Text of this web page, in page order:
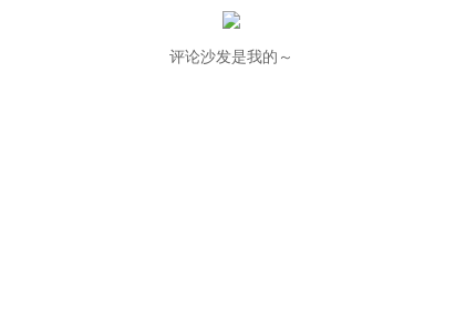
评论沙发是我的～